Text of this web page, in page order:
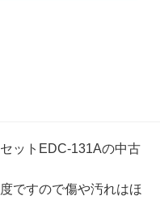
ットEDC-131Aの中古
ですので傷や汚れはほ